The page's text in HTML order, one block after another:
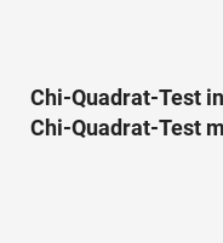
Chi-Quadrat-Test
Chi-Quadrat-Test